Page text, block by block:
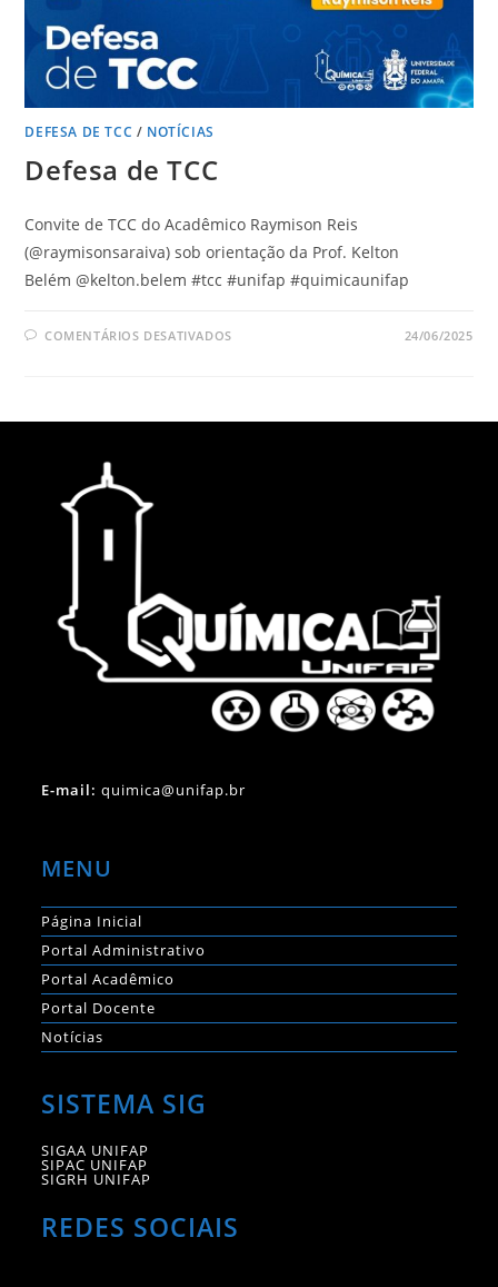
DEFESA DE TCC / NOTÍCIAS
Defesa de TCC
Convite de TCC do Acadêmico Raymison Reis
(@raymisonsaraiva) sob orientação da Prof. Kelton
Belém @kelton.belem #tcc #unifap #quimicaunifap
COMENTÁRIOS DESATIVADOS 24/06/2025
E-mail:quimica@unifap.br
MENU
Página Inicial
Portal Administrativo
Portal Acadêmico
Portal Docente
Notícias
SISTEMA SIG
SIGAA UNIFAP
SIPAC UNIFAP
SIGRH UNIFAP
REDES SOCIAIS